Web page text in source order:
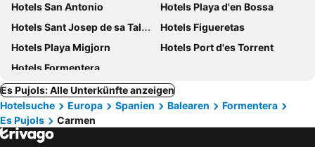
Hotels San Antonio
Hotels Playa d'en Bossa
Hotels Sant Josep de sa Talaia
Hotels Figueretas
Hotels Playa Migjorn
Hotels Port d'es Torrent
Hotels Formentera
Es Pujols: Alle Unterkünfte anzeigen
Hotelsuche
Europa Spanien Balearen
Formentera
Es Pujols
Carmen